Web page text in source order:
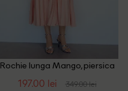
Rochie lunga Mango, piersica
197.00 lei 349.00 lei